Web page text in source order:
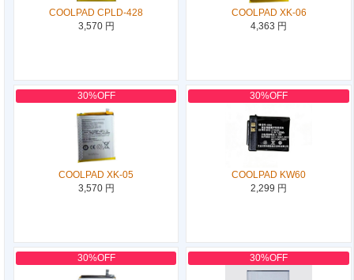
COOLPAD CPLD-428
3,570 円
COOLPAD XK-06
4,363 円
30%OFF
COOLPAD XK-05
3,570 円
30%OFF
COOLPAD KW60
2,299 円
30%OFF 30%OFF